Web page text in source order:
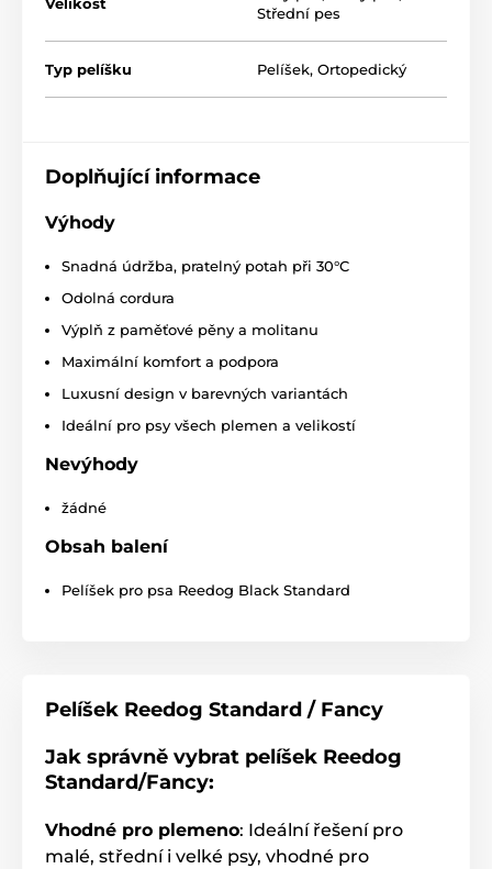
Pelíšek pro psy Reedog Standard je vhodný pro malé,
střední i velké plemená psů. Velikost vyberte pomocí
mírně lišit, maximálně však o 2-4cm.)
výslovného upozornění. Obrázky mají pouze
Pelíšky a boudy Pelíšky
Ortopedické Pro malé psy
Střední pes
Typ pelíšku Pelíšek, Ortopedický
Doplňující informace
Výhody
Snadná údržba, pratelný potah při 30°C
Odolná cordura
Výplň z paměťové pěny a molitanu
Maximální komfort a podpora
Luxusní design v barevných variantách
Ideální pro psy všech plemen a velikostí
Nevýhody
žádné
Obsah balení
Pelíšek pro psa Reedog Black Standard
Pelíšek Reedog Standard / Fancy
Jak správně vybrat pelíšek Reedog
Standard/Fancy:
Vhodné pro plemeno: Ideální řešení pro
malé, střední i velké psy, vhodné pro